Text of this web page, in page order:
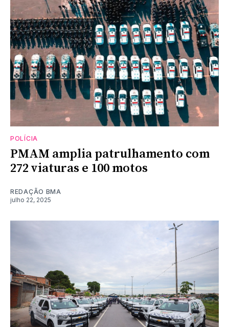
POLÍCIA
PMAM amplia patrulhamento com
272 viaturas e 100 motos
REDAÇÃO BMA
julho 22, 2025